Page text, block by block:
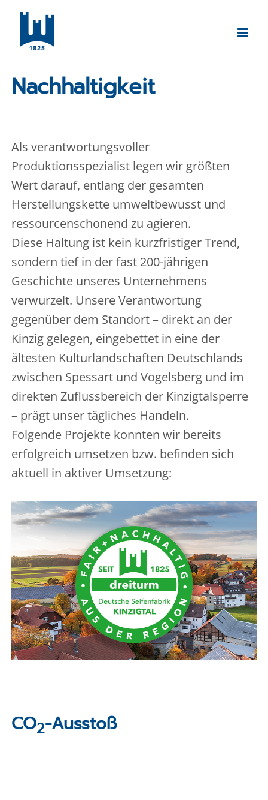
springen
Nachhaltigkeit
Als verantwortungsvoller
Produktionsspezialist legen wir größten
Wert darauf, entlang der gesamten
Herstellungskette umweltbewusst und
ressourcenschonend zu agieren.
Diese Haltung ist kein kurzfristiger Trend,
sondern tief in der fast 200-jährigen
Geschichte unseres Unternehmens
verwurzelt. Unsere Verantwortung
gegenüber dem Standort – direkt an der
Kinzig gelegen, eingebettet in eine der
ältesten Kulturlandschaften Deutschlands
zwischen Spessart und Vogelsberg und im
direkten Zuflussbereich der Kinzigtalsperre
– prägt unser tägliches Handeln.
Folgende Projekte konnten wir bereits
erfolgreich umsetzen bzw. befinden sich
aktuell in aktiver Umsetzung:
CO2-Ausstoß